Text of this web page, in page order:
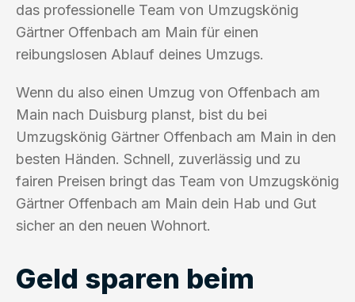
das professionelle Team von Umzugskönig
Gärtner Offenbach am Main für einen
reibungslosen Ablauf deines Umzugs.
Wenn du also einen Umzug von Offenbach am
Main nach Duisburg planst, bist du bei
Umzugskönig Gärtner Offenbach am Main in den
besten Händen. Schnell, zuverlässig und zu
fairen Preisen bringt das Team von Umzugskönig
Gärtner Offenbach am Main dein Hab und Gut
sicher an den neuen Wohnort.
Geld sparen beim